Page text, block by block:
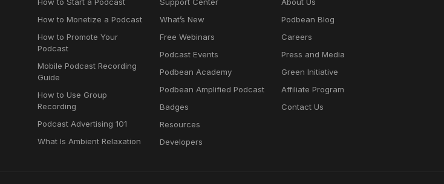
How to Start a Podcast
How to Monetize a Podcast
How to Promote Your
Podcast
Mobile Podcast Recording
Guide
How to Use Group
Recording
Podcast Advertising 101
What Is Ambient Relaxation
Support Center
What’s New
Free Webinars
Podcast Events
Podbean Academy
Podbean Amplified Podcast
Badges
Resources
Developers
About Us
Podbean Blog
Careers
Press and Media
Green Initiative
Affiliate Program
Contact Us